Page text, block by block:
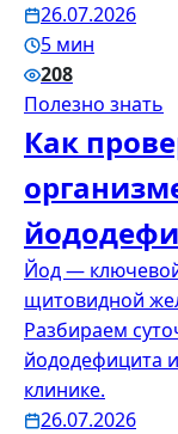
26.07.2026
5 мин
208
Полезно знать
Как
Йод —
щитовидной
Разбираем
йододефицита
клинике.
26.07.2026